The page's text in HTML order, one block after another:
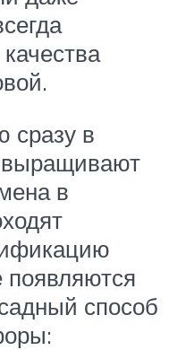
сразу в
выращивают
в
появляются
способ